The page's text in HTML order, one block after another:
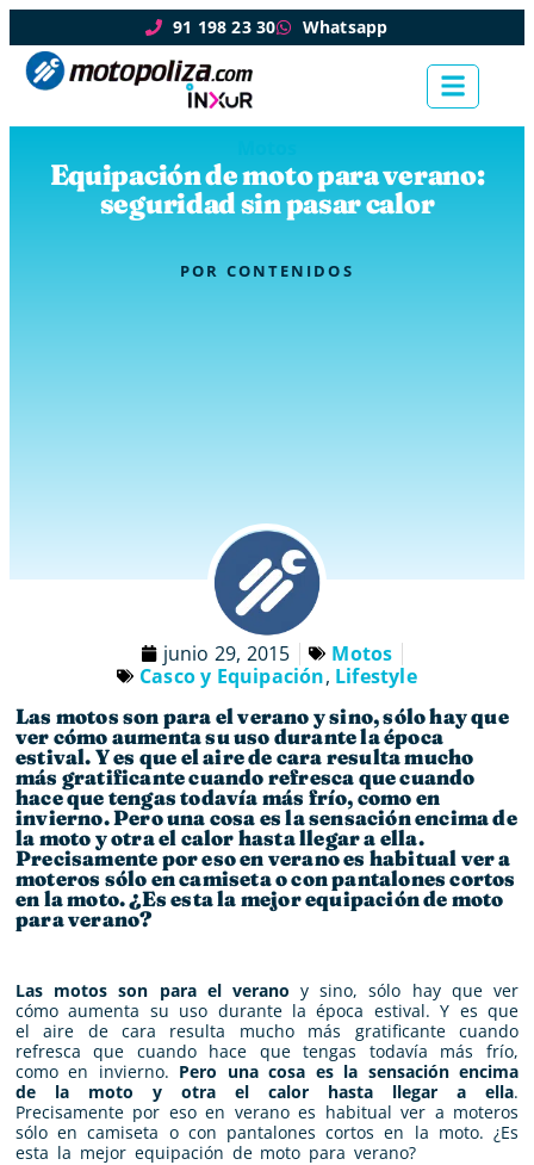
91 198 23 30 Whatsapp
Equipación de moto para verano:
seguridad sin pasar calor
POR CONTENIDOS
junio 29, 2015
Motos
Casco y Equipación, Lifestyle
Las motos son para el verano y sino, sólo hay que
ver cómo aumenta su uso durante la época
estival. Y es que el aire de cara resulta mucho
más gratificante cuando refresca que cuando
hace que tengas todavía más frío, como en
invierno. Pero una cosa es la sensación encima de
la moto y otra el calor hasta llegar a ella.
Precisamente por eso en verano es habitual ver a
moteros sólo en camiseta o con pantalones cortos
en la moto. ¿Es esta la mejor equipación de moto
para verano?
Las motos son para el verano y sino, sólo hay que ver
cómo aumenta su uso durante la época estival. Y es que
el aire de cara resulta mucho más gratificante cuando
refresca que cuando hace que tengas todavía más frío,
como en invierno. Pero una cosa es la sensación encima
de la moto y otra el calor hasta llegar a ella.
Precisamente por eso en verano es habitual ver a moteros
sólo en camiseta o con pantalones cortos en la moto. ¿Es
esta la mejor equipación de moto para verano?